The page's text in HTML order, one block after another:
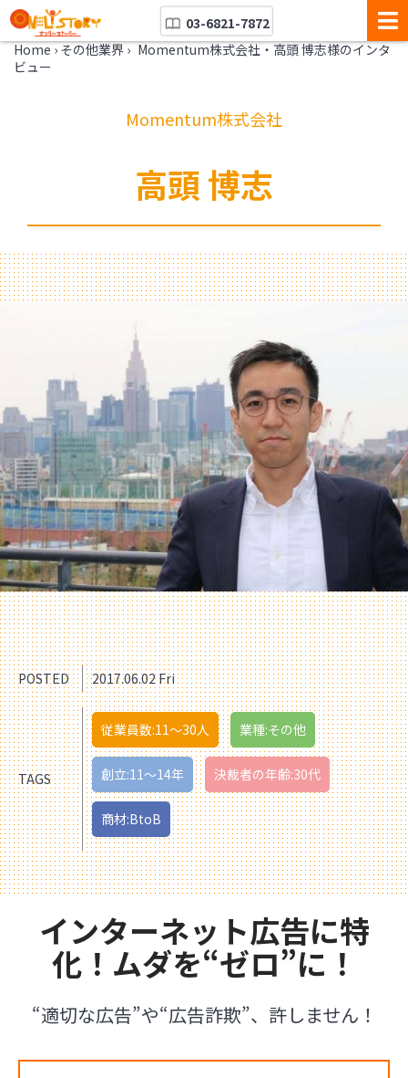
03-6821-7872
Home › その他業界 › Momentum株式会社・高頭 博志様のインタ
ビュー
Momentum株式会社
高頭 博志
POSTED 2017.06.02 Fri
TAGS
従業員数:11〜30人 業種:その他
創立:11〜14年 決裁者の年齢:30代
商材:BtoB
インターネット広告に特
化！ムダを“ゼロ”に！
“適切な広告”や“広告詐欺”、許しません！